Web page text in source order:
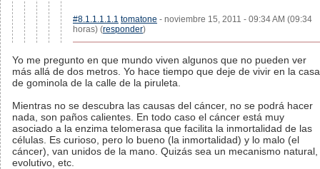
#8.1.1.1.1.1 tomatone - noviembre 15, 2011 - 09:34 AM (09:34
horas) (responder)
Yo me pregunto en que mundo viven algunos que no pueden ver
más allá de dos metros. Yo hace tiempo que deje de vivir en la casa
de gominola de la calle de la piruleta.
Mientras no se descubra las causas del cáncer, no se podrá hacer
nada, son paños calientes. En todo caso el cáncer está muy
asociado a la enzima telomerasa que facilita la inmortalidad de las
células. Es curioso, pero lo bueno (la inmortalidad) y lo malo (el
cáncer), van unidos de la mano. Quizás sea un mecanismo natural,
evolutivo, etc.